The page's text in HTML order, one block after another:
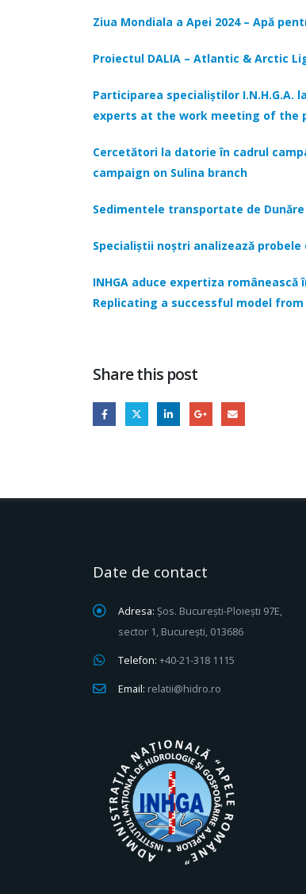
Ziua Mondiala a Apei 2024 – Apă
Proiectul DALIA – Atlantic & Arctic
Participarea specialiștilor I.N.H.G.A.
experts at the work meeting of the
Cercetători la datorie în cadrul
campaign on Sulina branch
Sedimentele transportate de
Specialiștii noștri analizează
INHGA aduce expertiza
Replicating a successful model
Share this post
Date de contact
Adresa: Șos. București-Ploiești 97E,
sector 1, București, 013686
Telefon: +40-21-318 1115
Email: relatii@hidro.ro